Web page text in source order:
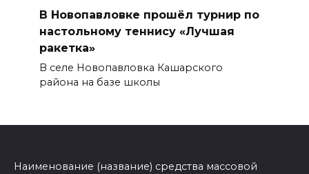
В Новопавловке прошёл турнир по
настольному теннису «Лучшая
ракетка»
В селе Новопавловка Кашарского
района на базе школы
Наименование (название) средства массовой